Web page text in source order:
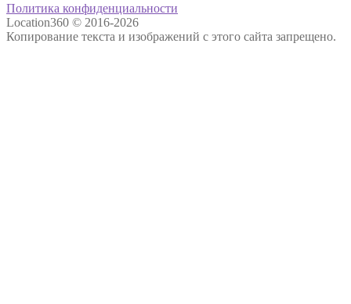
Политика конфиденциальности
Location360 © 2016-2026
Копирование текста и изображений с этого сайта запрещено.